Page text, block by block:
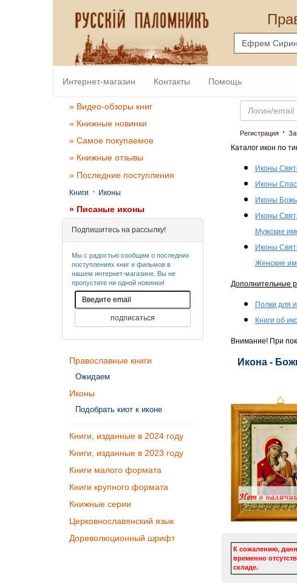
Интернет-магазин Контакты Помощь
» Видео-обзоры книг
» Книжные новинки
» Самое покупаемое
» Книжные отзывы
» Последние поступления
Книги · Иконы
» Писаные иконы
Подпишитесь на рассылку!
Мы с радостью сообщим о последних
поступлениях книг и фильмов в
нашем интернет-магазине. Вы не
пропустите ни одной новинки!
Православные книги
Ожидаем
Иконы
Подобрать киот к иконе
Книги, изданные в 2024 году
Книги, изданные в 2023 году
Книги малого формата
Книги крупного формата
Книжные серии
Церковнославянский язык
Дореволюционный шрифт
Email
Регистрация·
Каталог икон по
Иконы
Иконы
Иконы
Иконы
Мужские
Иконы
Женские
Дополнительные
Полки для
Книги об
Внимание! При
Икона -
К сожалению,
временно
складе.